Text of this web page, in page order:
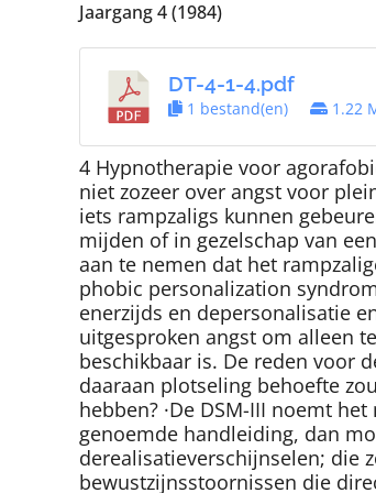
Jaargang 4 (1984)
DT-4-1-4.pdf
1 bestand(en) 1.22
4 Hypnotherapie voor
niet zozeer over angst voor
iets rampzaligs kunnen
mijden of in gezelschap van
aan te nemen dat het
phobic personalization
enerzijds en depersonalisatie
uitgesproken angst om alleen
beschikbaar is. De reden voor
daaraan plotseling behoefte
hebben? ·De DSM-III noemt
genoemde handleiding, dan
derealisatieverschijnselen; die
bewustzijnsstoornissen die